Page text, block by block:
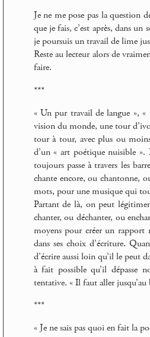
Je ne me pose pas la question
que je fais, c’est après, dans
je poursuis un travail de lime
Reste au lecteur alors de
faire.
***
« Un pur travail de langue », «
vision du monde, une tour
tour à tour, avec plus ou
d’un « art poétique nuisible ».
toujours passe à travers les
chante encore, ou chantonne,
mots, pour une musique qui
Partant de là, on peut
chanter, ou déchanter, ou
moyens pour créer un rapport
dans ses choix d’écriture.
d’écrire aussi loin qu’il le peut
à fait possible qu’il dépasse
tentative. « Il faut aller
***
« Je ne sais pas quoi en fait la